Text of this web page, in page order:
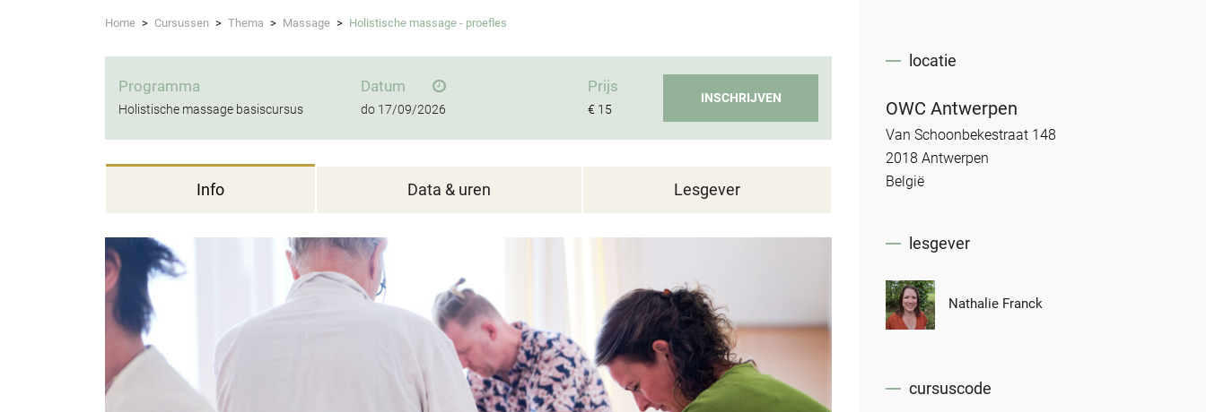
Home > Cursussen > Thema > Massage > Holistische massage - proefles
Programma
Holistische massage basiscursus
Datum
do17/09/2026
Prijs
€ 15
INSCHRIJVEN
Info Data & uren Lesgever
locatie
OWC Antwerpen
Van Schoonbekestraat 148
2018 Antwerpen
België
lesgever
Nathalie Franck
cursuscode